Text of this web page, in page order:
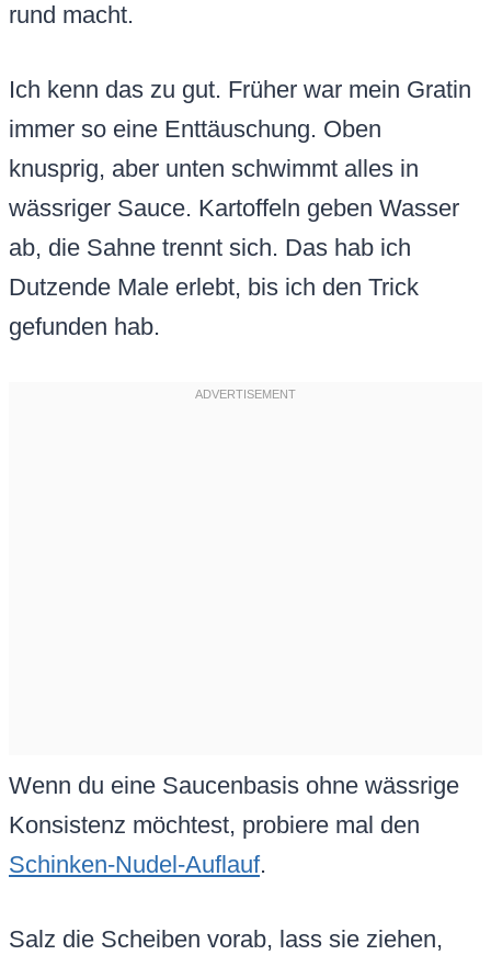
rund macht.
Ich kenn das zu gut. Früher war mein Gratin
immer so eine Enttäuschung. Oben
knusprig, aber unten schwimmt alles in
wässriger Sauce. Kartoffeln geben Wasser
ab, die Sahne trennt sich. Das hab ich
Dutzende Male erlebt, bis ich den Trick
gefunden hab.
Wenn du eine Saucenbasis ohne wässrige
Konsistenz möchtest, probiere mal den
Schinken-Nudel-Auflauf.
Salz die Scheiben vorab, lass sie ziehen,